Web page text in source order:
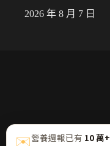
2026 年 8 月 7 日
✉️營養週報已有 10 萬+